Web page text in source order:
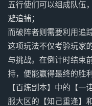
五行使们可以组成队伍
避追捕；
而破阵者则需要利用追
这项玩法不仅考验玩家
与挑战。在倒计时结束
持，便能赢得最终的胜
【百炼副本】中的【一
服大区的【知己重逢】